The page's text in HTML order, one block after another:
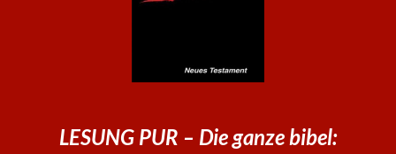
LESUNG PUR – Die ganze bibel: